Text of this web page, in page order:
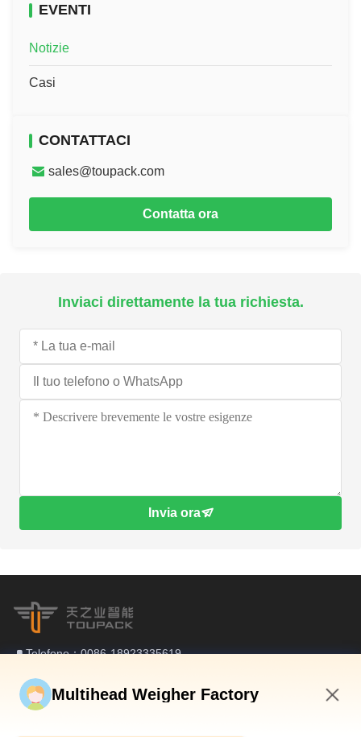
EVENTI
Notizie
Casi
CONTATTACI
sales@toupack.com
Contatta ora
Inviaci direttamente la tua richiesta.
Invia ora
Telefono：0086-18923335619
Multihead Weigher Factory